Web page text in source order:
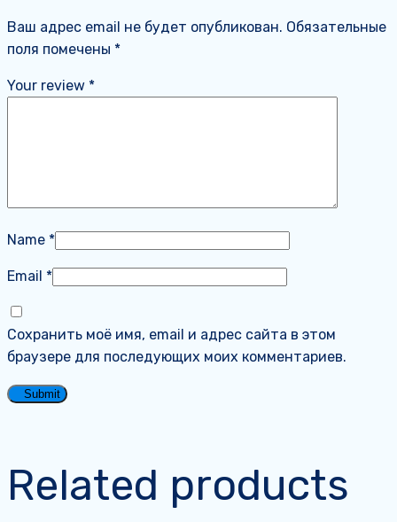
Ваш адрес email не будет опубликован. Обязательные
поля помечены *
Your review *
Name *
Email *
Сохранить моё имя, email и адрес сайта в этом
браузере для последующих моих комментариев.
Related products